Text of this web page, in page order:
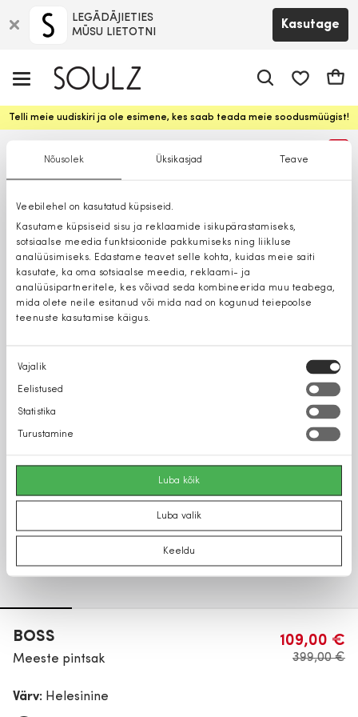
Nõusolek Üksikasjad Teave
Veebilehel on kasutatud küpsiseid.
Kasutame küpsiseid sisu ja reklaamide isikupärastamiseks,
sotsiaalse meedia funktsioonide pakkumiseks ning liikluse
analüüsimiseks. Edastame teavet selle kohta, kuidas meie saiti
kasutate, ka oma sotsiaalse meedia, reklaami- ja
analüüsipartneritele, kes võivad seda kombineerida muu teabega,
mida olete neile esitanud või mida nad on kogunud teiepoolse
teenuste kasutamise käigus.
Nõusoleku
valik
Vajalik
Eelistused
Statistika
Turustamine
Luba kõik
Luba valik
Keeldu
LEGĀDĀJIETIES
MŪSU LIETOTNI
Kasutage
Telli meie uudiskiri ja ole esimene, kes saab teada meie soodusmüügist!
BOSS
Meeste pintsak
109,00 €
399,00 €
Värv: Helesinine